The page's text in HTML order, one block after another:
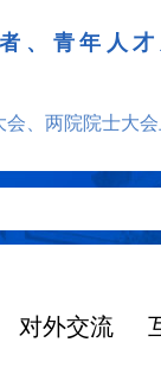
、青年人才
、两院院士大
对外交流